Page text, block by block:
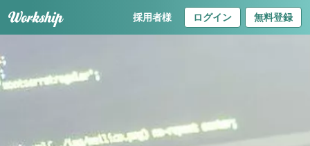
採用者様 ログイン 無料登録